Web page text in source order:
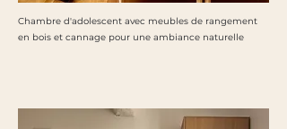
Chambre d'adolescent avec meubles de rangement
en bois et cannage pour une ambiance naturelle